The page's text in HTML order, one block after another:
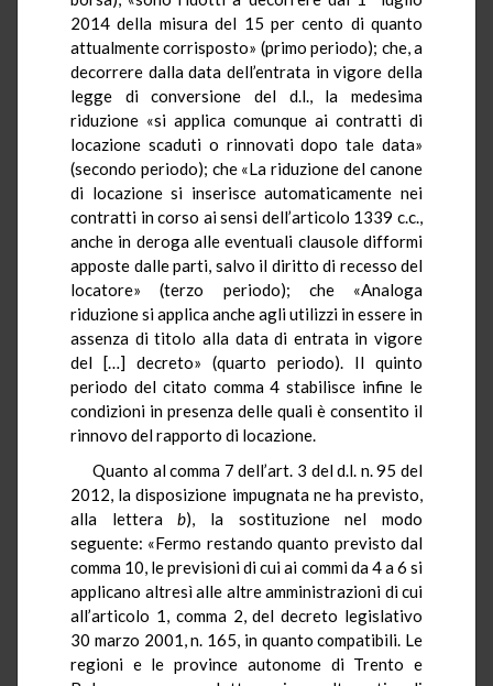
2014 della misura del 15 per cento di quanto
attualmente corrisposto» (primo periodo); che, a
decorrere dalla data dell’entrata in vigore della
legge di conversione del d.l., la medesima
riduzione «si applica comunque ai contratti di
locazione scaduti o rinnovati dopo tale data»
(secondo periodo); che «La riduzione del canone
di locazione si inserisce automaticamente nei
contratti in corso ai sensi dell’articolo 1339 c.c.,
anche in deroga alle eventuali clausole difformi
apposte dalle parti, salvo il diritto di recesso del
locatore» (terzo periodo); che «Analoga
riduzione si applica anche agli utilizzi in essere in
assenza di titolo alla data di entrata in vigore
del […] decreto» (quarto periodo). Il quinto
periodo del citato comma 4 stabilisce infine le
condizioni in presenza delle quali è consentito il
rinnovo del rapporto di locazione.
Quanto al comma 7 dell’art. 3 del d.l. n. 95 del
2012, la disposizione impugnata ne ha previsto,
alla letterab), la sostituzione nel modo
seguente: «Fermo restando quanto previsto dal
comma 10, le previsioni di cui ai commi da 4 a 6 si
applicano altresì alle altre amministrazioni di cui
all’articolo 1, comma 2, del decreto legislativo
30 marzo 2001, n. 165, in quanto compatibili. Le
regioni e le province autonome di Trento e